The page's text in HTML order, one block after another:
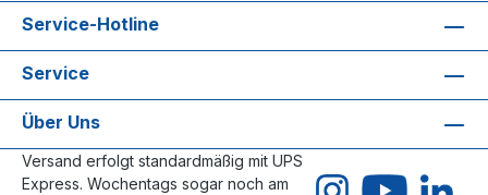
Service-Hotline
Service
Über Uns
Versand erfolgt standardmäßig mit UPS
Express. Wochentags sogar noch am